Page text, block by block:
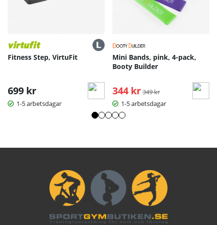
Fitness Step, VirtuFit
699 kr
1-5 arbetsdagar
Mini Bands, pink, 4-pack,
Booty Builder
344 kr Ordinarie pris:
349 kr
1-5 arbetsdagar